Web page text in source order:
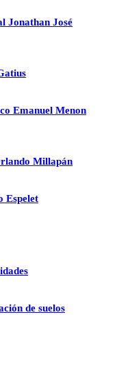
Jonathan José
Emanuel Menon
Millapán
Espelet
de suelos